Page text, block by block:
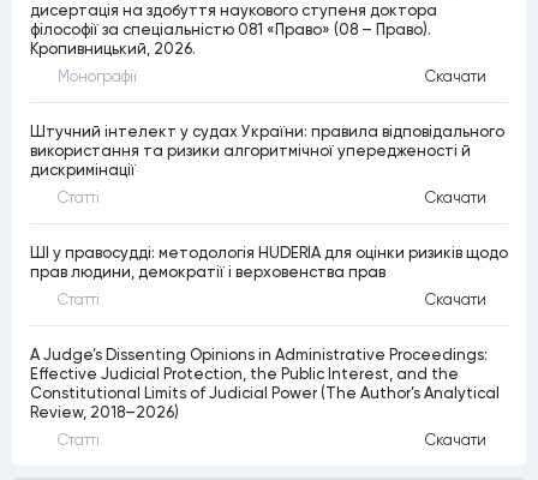
дисертація на здобуття наукового ступеня доктора
філософії за спеціальністю 081 «Право» (08 – Право).
Кропивницький, 2026.
Монографiї Скачати
Штучний інтелект у судах України: правила відповідального
використання та ризики алгоритмічної упередженості й
дискримінації
Статтi Скачати
ШІ у правосудді: методологія HUDERIA для оцінки ризиків щодо
прав людини, демократії і верховенства прав
Статтi Скачати
A Judge’s Dissenting Opinions in Administrative Proceedings:
Effective Judicial Protection, the Public Interest, and the
Constitutional Limits of Judicial Power (The Author’s Analytical
Review, 2018–2026)
Статтi Скачати